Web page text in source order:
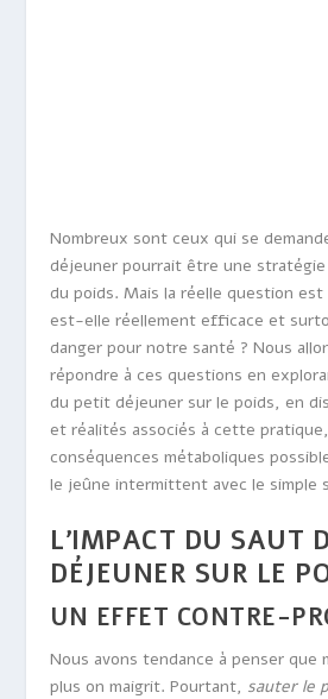
Nombreux sont ceux qui se
déjeuner pourrait être une
du poids. Mais la réelle question
est-elle réellement efficace et
danger pour notre santé ? Nous
répondre à ces questions en
du petit déjeuner sur le poids, en
et réalités associés à cette
conséquences métaboliques
le jeûne intermittent avec le simple
L’IMPACT DU SAUT
DÉJEUNER SUR LE
UN EFFET CONTRE-
Nous avons tendance à penser que
plus on maigrit. Pourtant, sauter le